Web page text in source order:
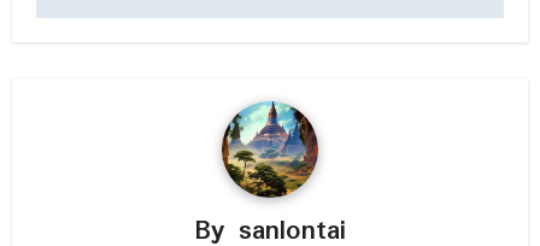
By sanlontai